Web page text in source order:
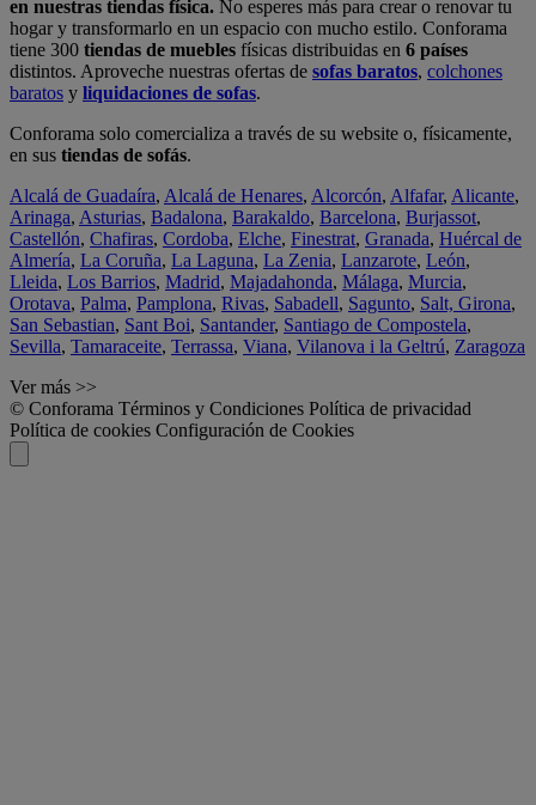
en nuestras tiendas física. No esperes más para crear o renovar tu
hogar y transformarlo en un espacio con mucho estilo. Conforama
tiene 300 tiendas de muebles físicas distribuidas en 6 países
distintos. Aproveche nuestras ofertas de sofas baratos, colchones
baratos y liquidaciones de sofas.
Conforama solo comercializa a través de su website o, físicamente,
en sus tiendas de sofás.
Alcalá de Guadaíra, Alcalá de Henares, Alcorcón, Alfafar, Alicante,
Arinaga, Asturias, Badalona, Barakaldo, Barcelona, Burjassot,
Castellón, Chafiras, Cordoba, Elche, Finestrat, Granada, Huércal de
Almería, La Coruña, La Laguna, La Zenia, Lanzarote, León,
Lleida, Los Barrios, Madrid, Majadahonda, Málaga, Murcia,
Orotava, Palma, Pamplona, Rivas, Sabadell, Sagunto, Salt, Girona,
San Sebastian, Sant Boi, Santander, Santiago de Compostela,
Sevilla, Tamaraceite, Terrassa, Viana, Vilanova i la Geltrú, Zaragoza
Ver más >>
© Conforama Términos y Condiciones Política de privacidad
Política de cookies Configuración de Cookies